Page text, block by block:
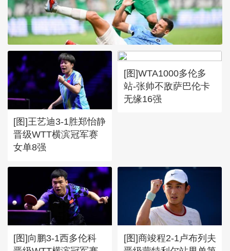
[图]张玉宁传射达万双响 北
京国安4-0深圳新鹏城
[图]王艺迪3-1胜郑怡静
晋级WTT横滨冠军赛
女单8强
[图]WTA1000多伦多
站-张帅不敌萨巴伦卡
无缘16强
[图]向鹏3-1西多伦科
[图]商竣程2-1卢布列夫